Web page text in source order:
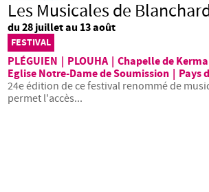
Les Musicales de
du 28 juillet au 13 août
FESTIVAL
PLÉGUIEN PLOUHA Chapelle de
Eglise Notre-Dame de Soumission
Pays
24e édition de ce festival renommé de
permet l'accès...